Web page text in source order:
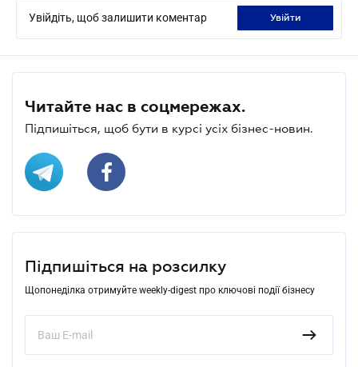
Увійдіть, щоб залишити коментар увійти
Читайте нас в соцмережах.
Підпишіться, щоб бути в курсі усіх бізнес-новин.
Підпишіться на розсилку
Щопонеділка отримуйте weekly-digest про ключові події бізнесу